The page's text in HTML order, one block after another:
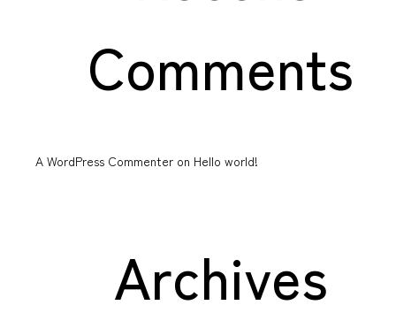
Comments
A WordPress Commenter on Hello world!
Archives